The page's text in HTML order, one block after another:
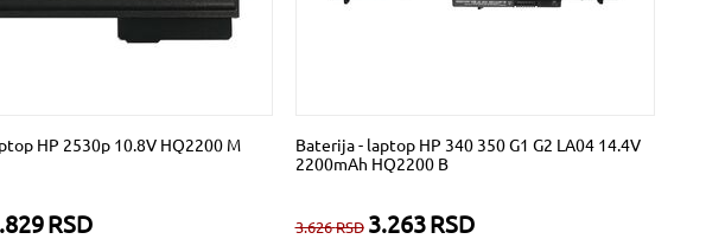
HP 2530p 10.8V HQ2200 M
RSD
Baterija - laptop HP 340 350 G1 G2 LA04 14.4V
2200mAh HQ2200 B
3.626RSD 3.263RSD